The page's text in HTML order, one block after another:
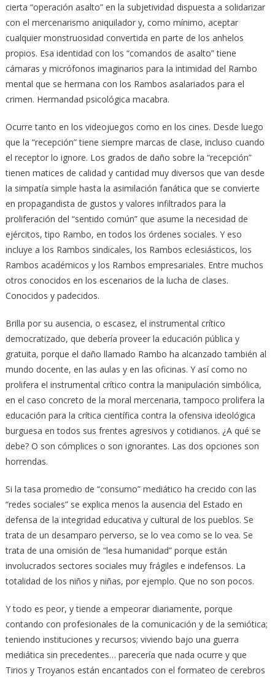
cierta “operación asalto” en la subjetividad dispuesta a solidarizar
con el mercenarismo aniquilador y, como mínimo, aceptar
cualquier monstruosidad convertida en parte de los anhelos
propios. Esa identidad con los “comandos de asalto” tiene
cámaras y micrófonos imaginarios para la intimidad del Rambo
mental que se hermana con los Rambos asalariados para el
crimen. Hermandad psicológica macabra.
Ocurre tanto en los videojuegos como en los cines. Desde luego
que la “recepción” tiene siempre marcas de clase, incluso cuando
el receptor lo ignore. Los grados de daño sobre la “recepción”
tienen matices de calidad y cantidad muy diversos que van desde
la simpatía simple hasta la asimilación fanática que se convierte
en propagandista de gustos y valores infiltrados para la
proliferación del “sentido común” que asume la necesidad de
ejércitos, tipo Rambo, en todos los órdenes sociales. Y eso
incluye a los Rambos sindicales, los Rambos eclesiásticos, los
Rambos académicos y los Rambos empresariales. Entre muchos
otros conocidos en los escenarios de la lucha de clases.
Conocidos y padecidos.
Brilla por su ausencia, o escasez, el instrumental crítico
democratizado, que debería proveer la educación pública y
gratuita, porque el daño llamado Rambo ha alcanzado también al
mundo docente, en las aulas y en las oficinas. Y así como no
prolifera el instrumental crítico contra la manipulación simbólica,
en el caso concreto de la moral mercenaria, tampoco prolifera la
educación para la crítica científica contra la ofensiva ideológica
burguesa en todos sus frentes agresivos y cotidianos. ¿A qué se
debe? O son cómplices o son ignorantes. Las dos opciones son
horrendas.
Si la tasa promedio de “consumo” mediático ha crecido con las
“redes sociales” se explica menos la ausencia del Estado en
defensa de la integridad educativa y cultural de los pueblos. Se
trata de un desamparo perverso, se lo vea como se lo vea. Se
trata de una omisión de “lesa humanidad” porque están
involucrados sectores sociales muy frágiles e indefensos. La
totalidad de los niños y niñas, por ejemplo. Que no son pocos.
Y todo es peor, y tiende a empeorar diariamente, porque
contando con profesionales de la comunicación y de la semiótica;
teniendo instituciones y recursos; viviendo bajo una guerra
mediática sin precedentes… parecería que nada ocurre y que
Tirios y Troyanos están encantados con el formateo de cerebros